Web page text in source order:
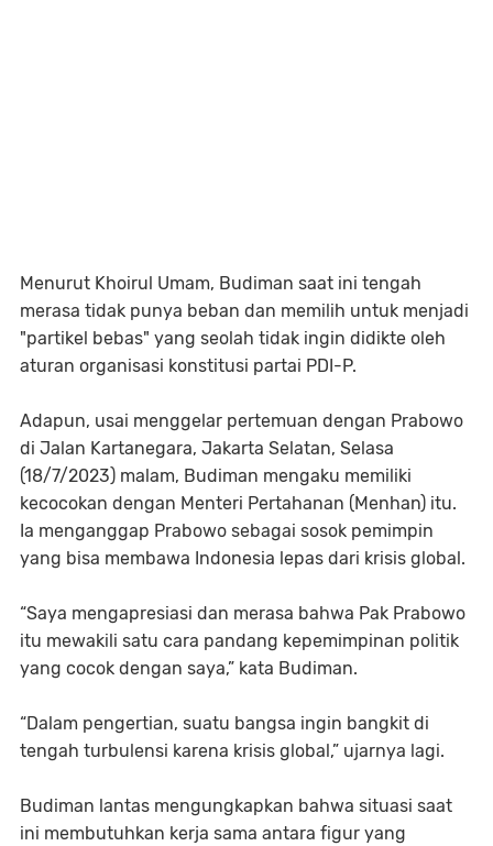
Menurut Khoirul Umam, Budiman saat ini tengah
merasa tidak punya beban dan memilih untuk menjadi
"partikel bebas" yang seolah tidak ingin didikte oleh
aturan organisasi konstitusi partai PDI-P.
Adapun, usai menggelar pertemuan dengan Prabowo
di Jalan Kartanegara, Jakarta Selatan, Selasa
(18/7/2023) malam, Budiman mengaku memiliki
kecocokan dengan Menteri Pertahanan (Menhan) itu.
Ia menganggap Prabowo sebagai sosok pemimpin
yang bisa membawa Indonesia lepas dari krisis global.
“Saya mengapresiasi dan merasa bahwa Pak Prabowo
itu mewakili satu cara pandang kepemimpinan politik
yang cocok dengan saya,” kata Budiman.
“Dalam pengertian, suatu bangsa ingin bangkit di
tengah turbulensi karena krisis global,” ujarnya lagi.
Budiman lantas mengungkapkan bahwa situasi saat
ini membutuhkan kerja sama antara figur yang